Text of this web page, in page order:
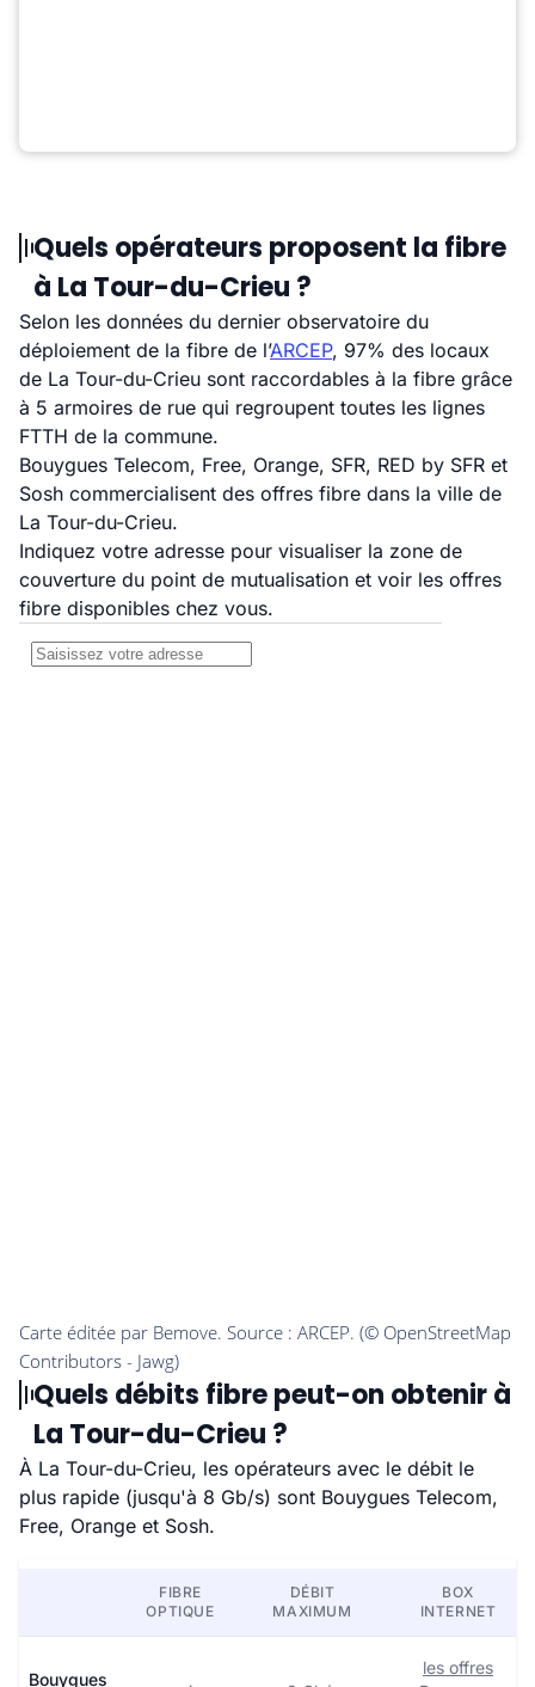
Quels opérateurs proposent la fibre
à La Tour-du-Crieu ?
Selon les données du dernier observatoire du
déploiement de la fibre de l’ARCEP, 97% des locaux
de La Tour-du-Crieu sont raccordables à la fibre grâce
à 5 armoires de rue qui regroupent toutes les lignes
FTTH de la commune.
Bouygues Telecom, Free, Orange, SFR, RED by SFR et
Sosh commercialisent des offres fibre dans la ville de
La Tour-du-Crieu.
Indiquez votre adresse pour visualiser la zone de
couverture du point de mutualisation et voir les offres
fibre disponibles chez vous.
Quels débits fibre peut-on obtenir à
La Tour-du-Crieu ?
À La Tour-du-Crieu, les opérateurs avec le débit le
plus rapide (jusqu'à 8 Gb/s) sont Bouygues Telecom,
Free, Orange et Sosh.
FIBRE
OPTIQUE
DÉBIT
MAXIMUM
BOX
INTERNET
Bouygues
les offres